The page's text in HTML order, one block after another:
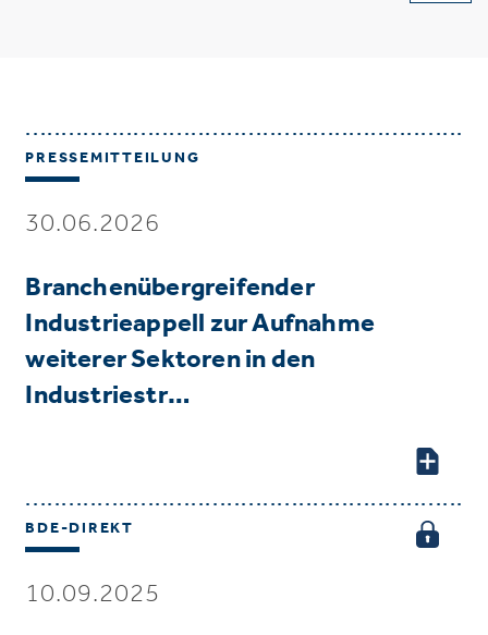
PRESSEMITTEILUNG
30.06.2026
Branchenübergreifender
Industrieappell zur Aufnahme
weiterer Sektoren in den
Industriestr…
BDE-DIREKT
10.09.2025